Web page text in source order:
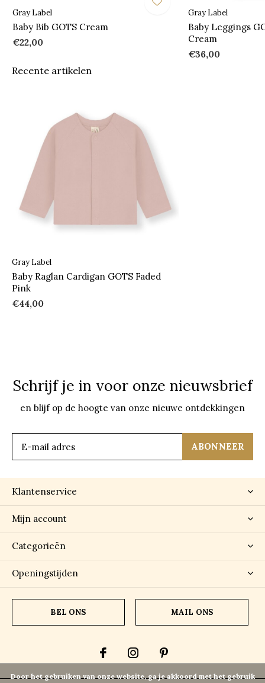
Gray Label
Baby Bib GOTS Cream
€22,00
Gray Label
Baby Leggings
Cream
€36,00
Recente artikelen
Gray Label
Baby Raglan Cardigan GOTS Faded
Pink
€44,00
Schrijf je in voor onze nieuwsbrief
en blijf op de hoogte van onze nieuwe ontdekkingen
ABONNEER
Klantenservice
Mijn account
Categorieën
Openingstijden
BEL ONS MAIL ONS
Door het gebruiken van onze website, ga je akkoord met het gebruik